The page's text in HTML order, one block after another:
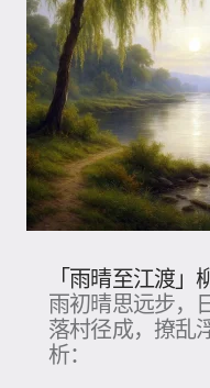
「雨晴至江渡」
雨初晴思远步，
落村径成，撩乱
析：